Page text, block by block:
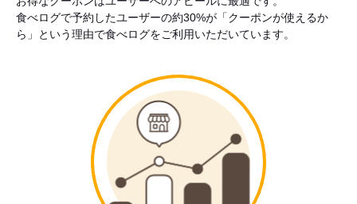
食べログで予約したユーザーの約30%が「クーポンが使えるか
ら」という理由で食べログをご利用いただいています。